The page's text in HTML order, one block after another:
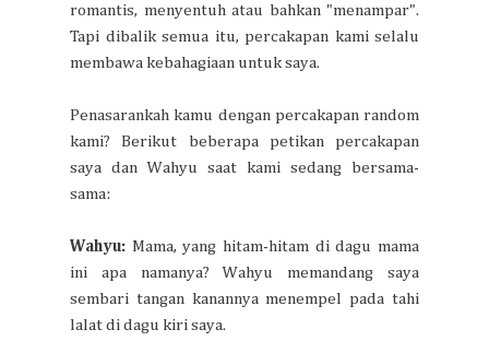
romantis, menyentuh atau bahkan "menampar".
Tapi dibalik semua itu, percakapan kami selalu
membawa kebahagiaan untuk saya.
Penasarankah kamu dengan percakapan random
kami? Berikut beberapa petikan percakapan
saya dan Wahyu saat kami sedang bersama-
sama:
Wahyu: Mama, yang hitam-hitam di dagu mama
ini apa namanya? Wahyu memandang saya
sembari tangan kanannya menempel pada tahi
lalat di dagu kiri saya.